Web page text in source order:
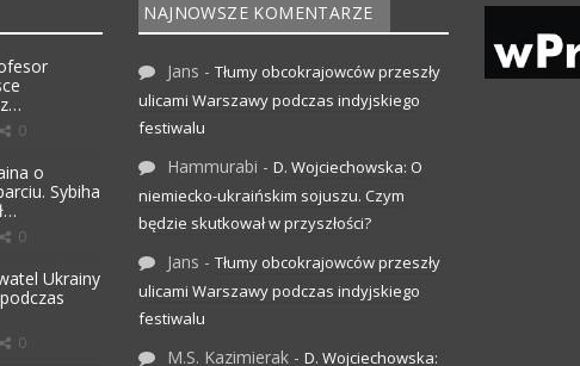
0
o
Sybiha
0
Ukrainy
0
NAJNOWSZE KOMENTARZE
Jans - Tłumy obcokrajowców przeszły
ulicami Warszawy podczas indyjskiego
festiwalu
Hammurabi - D. Wojciechowska: O
niemiecko-ukraińskim sojuszu. Czym
będzie skutkował w przyszłości?
Jans - Tłumy obcokrajowców przeszły
ulicami Warszawy podczas indyjskiego
festiwalu
M.S. Kazimierak - D. Wojciechowska: